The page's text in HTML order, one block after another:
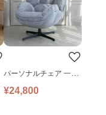
パーソナルチェア 一人
掛けソファ O’HANA ソ
¥24,800